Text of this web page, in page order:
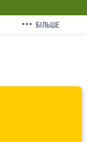
БІЛЬШЕ